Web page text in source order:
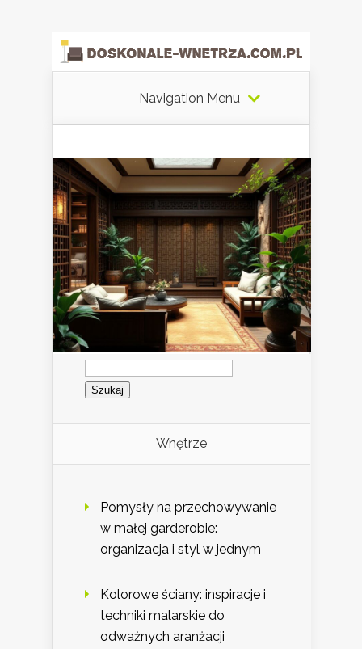
Navigation Menu
Szukaj:
Wnętrze
Pomysły na przechowywanie
w małej garderobie:
organizacja i styl w jednym
Kolorowe ściany: inspiracje i
techniki malarskie do
odważnych aranżacji